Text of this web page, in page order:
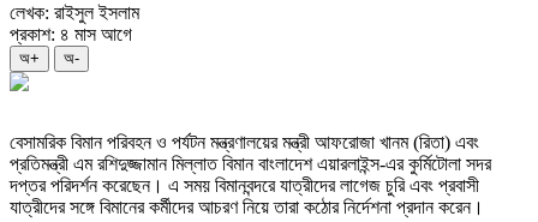
লেখক: রাইসুল ইসলাম
প্রকাশ: ৪ মাস আগে
অ+ অ-
বেসামরিক বিমান পরিবহন ও পর্যটন মন্ত্রণালয়ের মন্ত্রী আফরোজা খানম (রিতা) এবং
প্রতিমন্ত্রী এম রশিদুজ্জামান মিল্লাত বিমান বাংলাদেশ এয়ারলাইন্স-এর কুর্মিটোলা সদর
দপ্তর পরিদর্শন করেছেন। এ সময় বিমানবন্দরে যাত্রীদের লাগেজ চুরি এবং প্রবাসী
যাত্রীদের সঙ্গে বিমানের কর্মীদের আচরণ নিয়ে তারা কঠোর নির্দেশনা প্রদান করেন।